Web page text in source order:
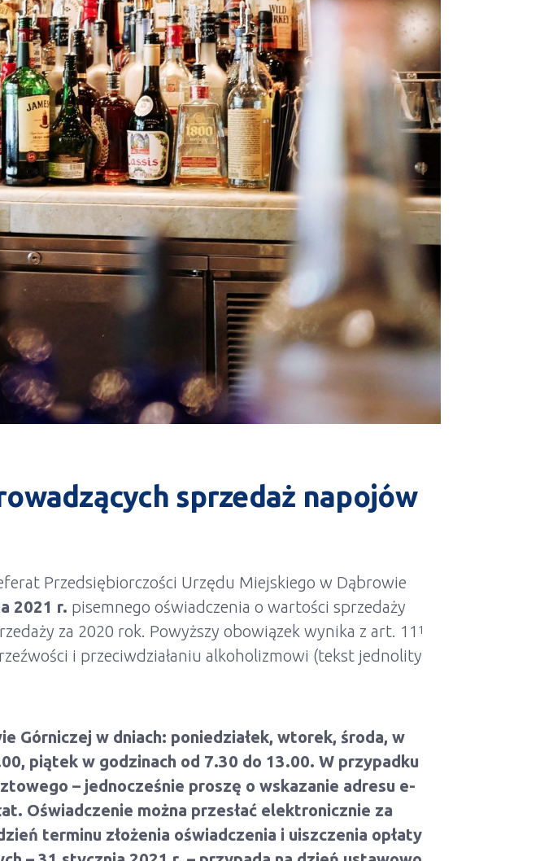
sprzedaż napojów
Przedsiębiorczości Urzędu Miejskiego w Dąbrowie
2021 r. pisemnego oświadczenia o wartości sprzedaży
za 2020 rok. Powyższy obowiązek wynika z art. 11 1
i przeciwdziałaniu alkoholizmowi (tekst jednolity
Górniczej w dniach: poniedziałek, wtorek, środa, w
piątek w godzinach od 7.30 do 13.00. W przypadku
– jednocześnie proszę o wskazanie adresu e-
Oświadczenie można przesłać elektronicznie za
terminu złożenia oświadczenia i uiszczenia opłaty